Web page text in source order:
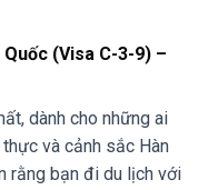
Quốc (Visa C-3-9) –
dành cho những ai
và cảnh sắc Hàn
rằng bạn đi du lịch với